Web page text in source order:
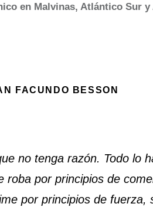
en Malvinas, Atlántico Sur
FACUNDO BESSON
no tenga razón. Todo lo
roba por principios de
por principios de fuerza,